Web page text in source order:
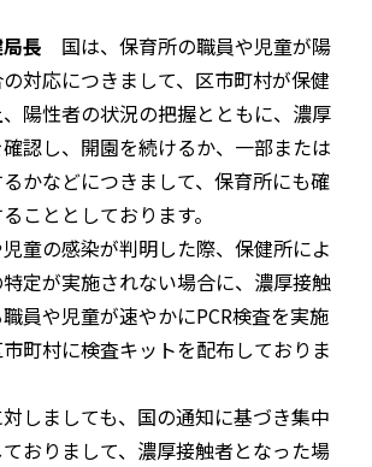
長 国は、保育所の職員や児童が陽
対応につきまして、区市町村が保健
陽性者の状況の把握とともに、濃厚
認し、開園を続けるか、一部または
かなどにつきまして、保育所にも確
こととしております。
童の感染が判明した際、保健所によ
定が実施されない場合に、濃厚接触
員や児童が速やかにPCR検査を実施
町村に検査キットを配布しておりま
しましても、国の通知に基づき集中
おりまして、濃厚接触者となった場